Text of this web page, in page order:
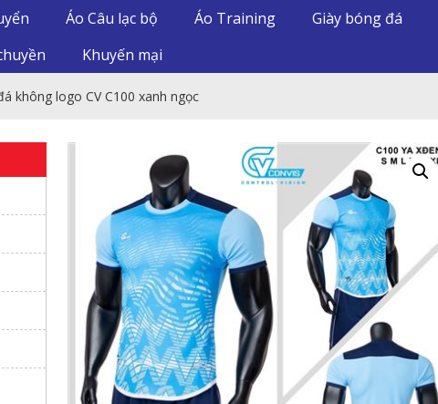
Áo Câu lạc bộ Áo Training Giày bóng đá
Khuyến mại
không logo CV C100 xanh ngọc